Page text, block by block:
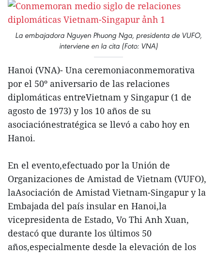
La embajadora Nguyen Phuong Nga, presidenta de VUFO,
interviene en la cita (Foto: VNA)
Hanoi (VNA)- Una ceremoniaconmemorativa
por el 50º aniversario de las relaciones
diplomáticas entreVietnam y Singapur (1 de
agosto de 1973) y los 10 años de su
asociaciónestratégica se llevó a cabo hoy en
Hanoi.
En el evento,efectuado por la Unión de
Organizaciones de Amistad de Vietnam (VUFO),
laAsociación de Amistad Vietnam-Singapur y la
Embajada del país insular en Hanoi,la
vicepresidenta de Estado, Vo Thi Anh Xuan,
destacó que durante los últimos 50
años,especialmente desde la elevación de los